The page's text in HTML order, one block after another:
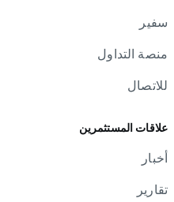
سفير
منصة التداول
للاتصال
علاقات المستثمرين
أخبار
تقارير